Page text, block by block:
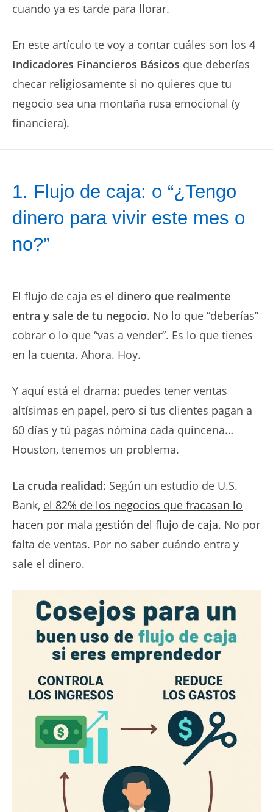
cuando ya es tarde para llorar.
En este artículo te voy a contar cuáles son los 4
Indicadores Financieros Básicos que deberías
checar religiosamente si no quieres que tu
negocio sea una montaña rusa emocional (y
financiera).
1. Flujo de caja: o “¿Tengo
dinero para vivir este mes o
no?”
El flujo de caja es el dinero que realmente
entra y sale de tu negocio. No lo que “deberías”
cobrar o lo que “vas a vender”. Es lo que tienes
en la cuenta. Ahora. Hoy.
Y aquí está el drama: puedes tener ventas
altísimas en papel, pero si tus clientes pagan a
60 días y tú pagas nómina cada quincena…
Houston, tenemos un problema.
La cruda realidad: Según un estudio de U.S.
Bank, el 82% de los negocios que fracasan lo
hacen por mala gestión del flujo de caja. No por
falta de ventas. Por no saber cuándo entra y
sale el dinero.